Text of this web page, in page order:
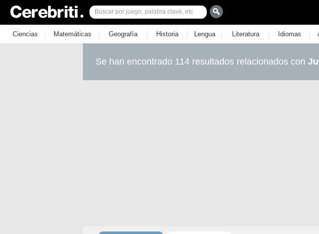
Ciencias | Matemáticas | Geografía | Historia | Lengua | Literatura | Idiomas |
Se han encontrado 114 resultados relacionados con